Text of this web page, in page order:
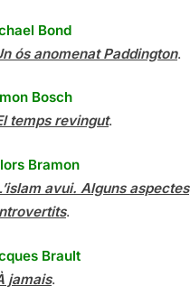
Bond
ós anomenat Paddington.
Bosch
temps revingut.
Bramon
avui. Alguns aspectes
.
Brault
jamais.